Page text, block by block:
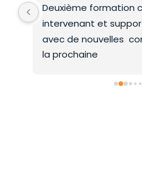
Deuxième formation
intervenant et
avec de nouvelles
la prochaine